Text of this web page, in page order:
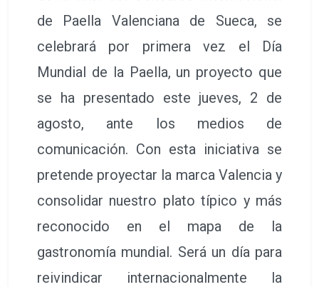
de Paella Valenciana de Sueca, se
celebrará por primera vez el Día
Mundial de la Paella, un proyecto que
se ha presentado este jueves, 2 de
agosto, ante los medios de
comunicación. Con esta iniciativa se
pretende proyectar la marca Valencia y
consolidar nuestro plato típico y más
reconocido en el mapa de la
gastronomía mundial. Será un día para
reivindicar internacionalmente la